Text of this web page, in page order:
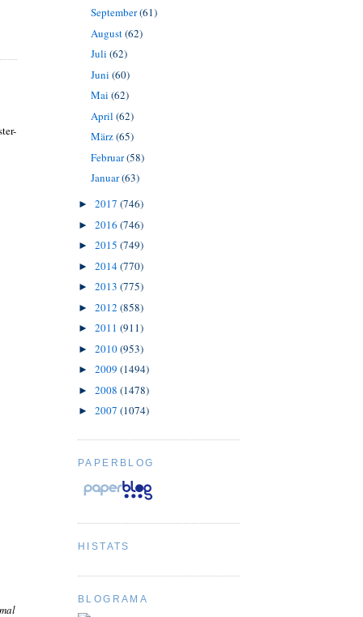
September(61)
August(62)
Juli (62)
Juni (60)
Mai (62)
April (62)
März(65)
Februar(58)
Januar(63)
► 2017 (746)
► 2016 (746)
► 2015 (749)
► 2014(770)
► 2013 (775)
► 2012 (858)
► 2011 (911)
► 2010(953)
► 2009 (1494)
► 2008 (1478)
► 2007 (1074)
PAPERBLOG
HISTATS
BLOGRAMA